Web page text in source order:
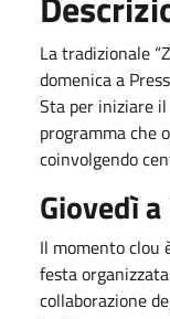
La tradizionale
domenica a
Sta per iniziare
programma che
coinvolgendo
Giovedì
Il momento clou
festa
collaborazione